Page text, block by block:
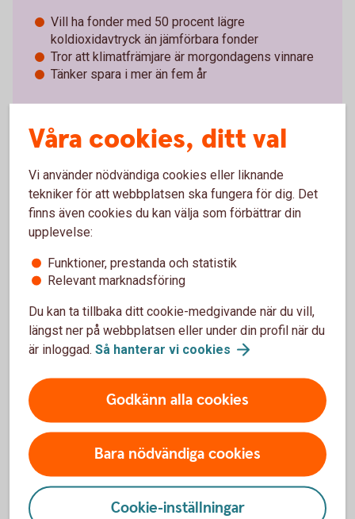
Vill ha fonder med 50 procent lägre
koldioxidavtryck än jämförbara fonder
Tror att klimatfrämjare är morgondagens vinnare
Tänker spara i mer än fem år
Access Edge Global – information
(swedbankrobur.se)
New Energy – om du:
Vill spara i innovativa och teknikfokuserade
bolag i energisektorn
Vill investera i ett långsiktigt tema med
Våra cookies, ditt val
Vi använder nödvändiga cookies eller liknande
tekniker för att webbplatsen ska fungera för dig. Det
finns även cookies du kan välja som förbättrar din
upplevelse:
Funktioner, prestanda och statistik
Relevant marknadsföring
Du kan ta tillbaka ditt cookie-medgivande när du vill,
längst ner på webbplatsen eller under din profil när du
är inloggad. Så hanterar vi cookies
Godkänn alla cookies
Bara nödvändiga cookies
Cookie-inställningar